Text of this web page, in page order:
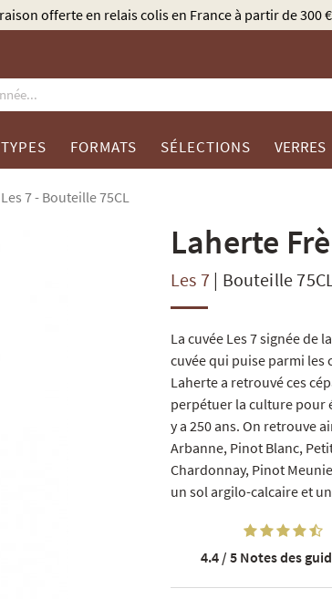
Élu Meilleur Caviste Champagne par Gault & Millau
TYPES FORMATS SÉLECTIONS VERRES
Les 7 - Bouteille 75CL
Laherte
Les 7 | Bouteille
La cuvée Les 7 signée de
cuvée qui puise parmi les
Laherte a retrouvé ces
perpétuer la culture pour
y a 250 ans. On retrouve
Arbanne, Pinot Blanc,
Chardonnay, Pinot
un sol argilo-calcaire et
4.4 / 5Notes des